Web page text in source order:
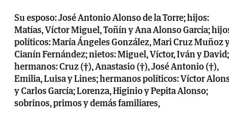
Su esposo: José Antonio Alonso de la Torre; hijos:
Matías, Víctor Miguel, Toñín y Ana Alonso García;
políticos: María Ángeles González, Mari Cruz Muñoz
Cianín Fernández; nietos: Miguel, Víctor, Iván y David;
hermanos: Cruz (†), Anastasio (†), José Antonio (†),
Emilia, Luisa y Lines; hermanos políticos: Víctor
y Carlos García; Lorenza, Higinio y Pepita Alonso;
sobrinos, primos y demás familiares,